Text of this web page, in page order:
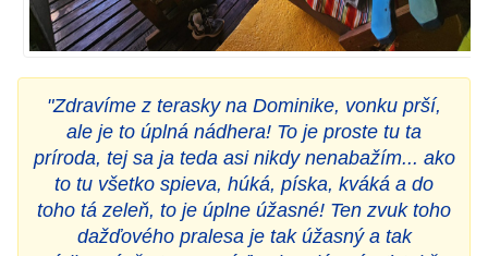
"Zdravíme z terasky na Dominike, vonku prší,
ale je to úplná nádhera! To je proste tu ta
príroda, tej sa ja teda asi nikdy nenabažím... ako
to tu všetko spieva, húká, píska, kváká a do
toho tá zeleň, to je úplne úžasné! Ten zvuk toho
dažďového pralesa je tak úžasný a tak